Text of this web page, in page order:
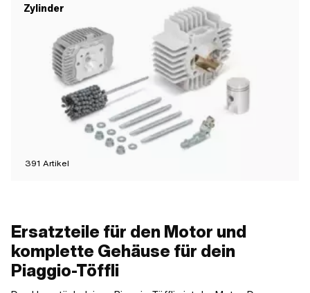
Zylinder
391 Artikel
Ersatzteile für den Motor und
komplette Gehäuse für dein
Piaggio-Töffli